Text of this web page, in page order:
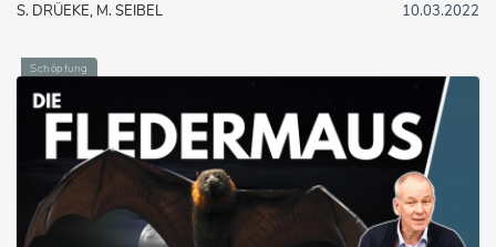
S. DRÜEKE, M. SEIBEL 10.03.2022
Schöpfung